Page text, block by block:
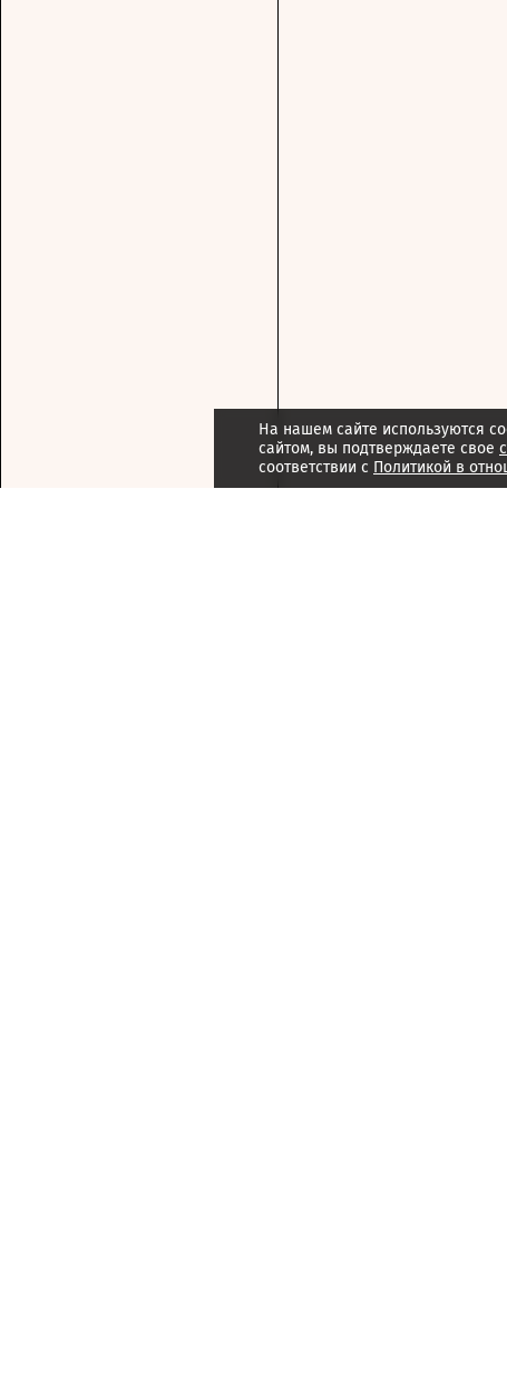
На нашем сайте используются
сайтом, вы подтверждаете свое
соответствии с Политикой в